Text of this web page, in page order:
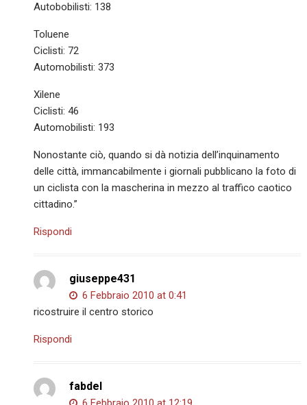
Autobobilisti: 138
Toluene
Ciclisti: 72
Automobilisti: 373
Xilene
Ciclisti: 46
Automobilisti: 193
Nonostante ciò, quando si dà notizia dell’inquinamento
delle città, immancabilmente i giornali pubblicano la foto di
un ciclista con la mascherina in mezzo al traffico caotico
cittadino.”
Rispondi
giuseppe431
6 Febbraio 2010 at 0:41
ricostruire il centro storico
Rispondi
fabdel